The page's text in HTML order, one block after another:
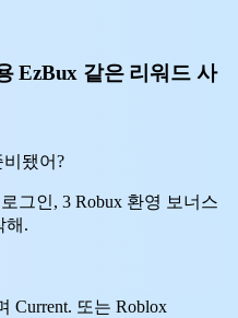
EzBux 같은 리워드 사
비됐어?
그인, 3 Robux 환영 보너스
해.
Current. 또는 Roblox